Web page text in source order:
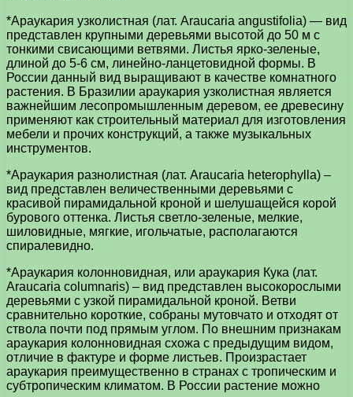
*Араукария узколистная (лат. Araucaria angustifolia) — вид
представлен крупными деревьями высотой до 50 м с
тонкими свисающими ветвями. Листья ярко-зеленые,
длиной до 5-6 см, линейно-ланцетовидной формы. В
России данный вид выращивают в качестве комнатного
растения. В Бразилии араукария узколистная является
важнейшим лесопромышленным деревом, ее древесину
применяют как строительный материал для изготовления
мебели и прочих конструкций, а также музыкальных
инструментов.
*Араукария разнолистная (лат. Araucaria heterophylla) –
вид представлен величественными деревьями с
красивой пирамидальной кроной и шелушащейся корой
бурового оттенка. Листья светло-зеленые, мелкие,
шиловидные, мягкие, игольчатые, располагаются
спиралевидно.
*Араукария колонновидная, или араукария Кука (лат.
Araucaria columnaris) – вид представлен высокорослыми
деревьями с узкой пирамидальной кроной. Ветви
сравнительно короткие, собраны мутовчато и отходят от
ствола почти под прямым углом. По внешним признакам
араукария колонновидная схожа с предыдущим видом,
отличие в фактуре и форме листьев. Произрастает
араукария преимущественно в странах с тропическим и
субтропическим климатом. В России растение можно